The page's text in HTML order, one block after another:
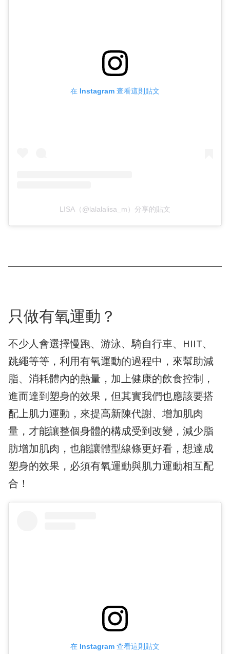
在 Instagram 查看這則貼文
LISA（@lalalalisa_m）分享的貼文
只做有氧運動？
不少人會選擇慢跑、游泳、騎自行車、HIIT、
跳繩等等，利用有氧運動的過程中，來幫助減
脂、消耗體內的熱量，加上健康的飲食控制，
進而達到塑身的效果，但其實我們也應該要搭
配上肌力運動，來提高新陳代謝、增加肌肉
量，才能讓整個身體的構成受到改變，減少脂
肪增加肌肉，也能讓體型線條更好看，想達成
塑身的效果，必須有氧運動與肌力運動相互配
合！
在 Instagram 查看這則貼文